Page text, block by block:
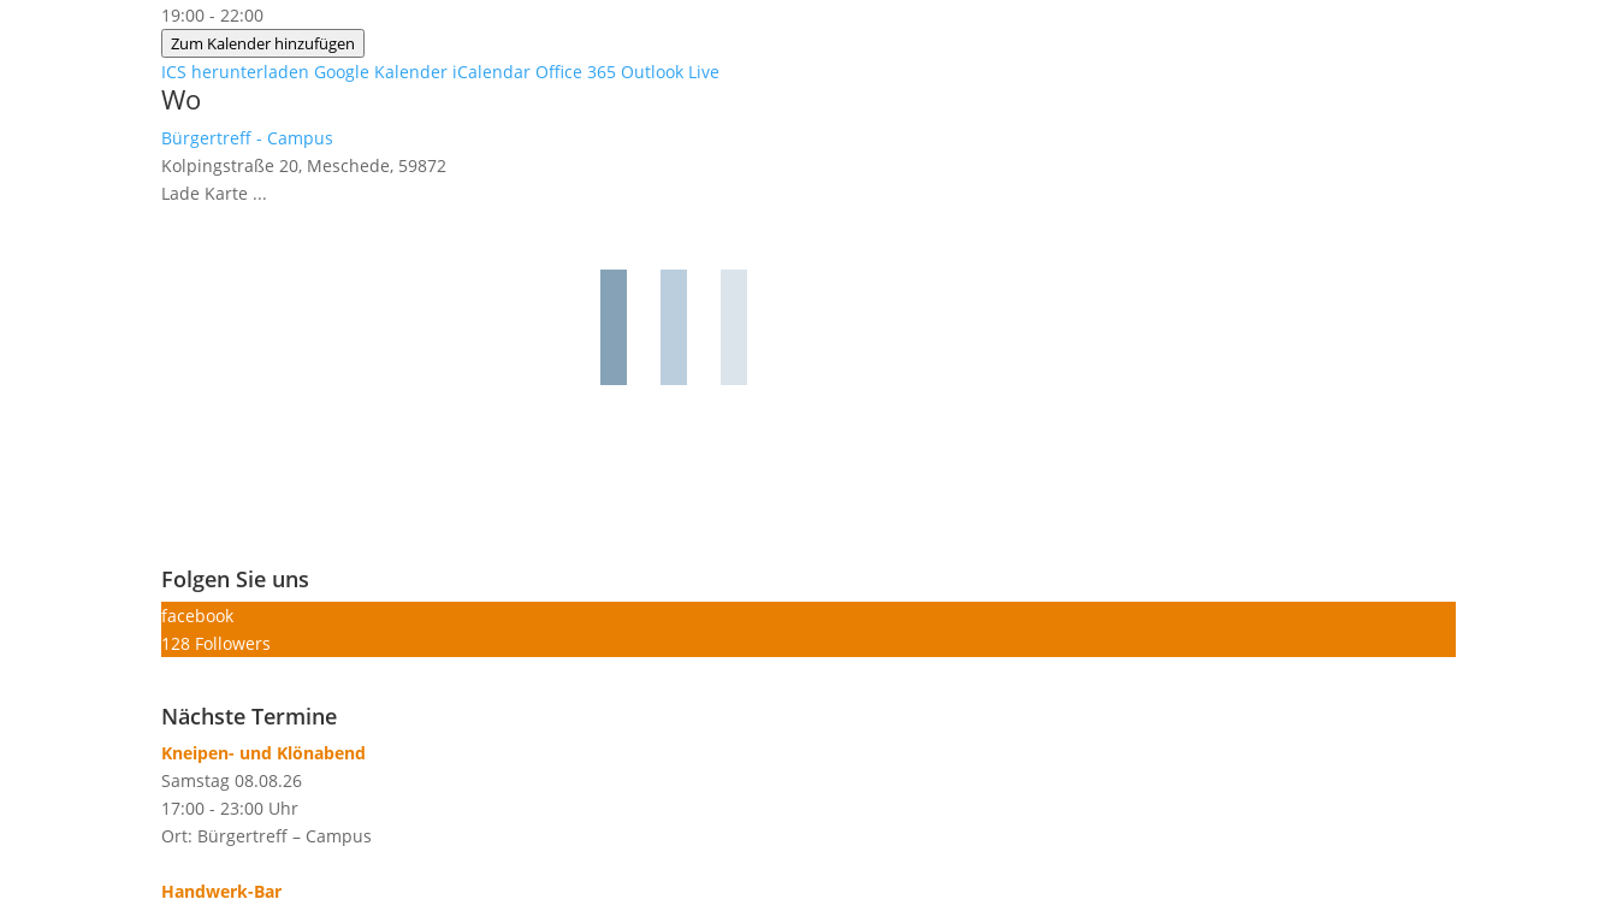
19:00 - 22:00
Zum Kalender hinzufügen
ICS herunterladen Google Kalender iCalendar Office 365 Outlook Live
Wo
Bürgertreff - Campus
Kolpingstraße 20, Meschede, 59872
Lade Karte ...
Folgen Sie uns
facebook
128 Followers
Nächste Termine
Kneipen- und Klönabend
Samstag 08.08.26
17:00 - 23:00 Uhr
Ort: Bürgertreff – Campus
Handwerk-Bar